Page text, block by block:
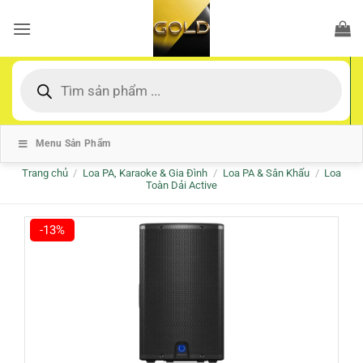
qua
dung
kiếm
Menu Sản Phẩm
Trang chủ / Loa PA, Karaoke & Gia Đình / Loa PA & Sân Khấu / Loa
Toàn Dải Active
-13%